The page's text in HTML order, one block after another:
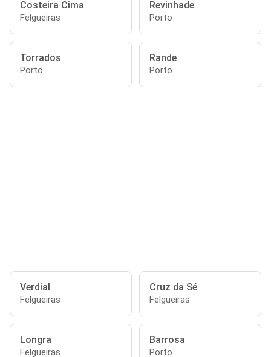
Costeira Cima
Felgueiras
Revinhade
Porto
Torrados
Porto
Rande
Porto
Verdial
Felgueiras
Cruz da Sé
Felgueiras
Longra
Felgueiras
Barrosa
Porto